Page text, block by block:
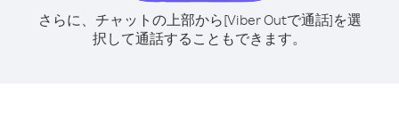
さらに、チャットの上部から[Viber Outで通話]を選
択して通話することもできます。